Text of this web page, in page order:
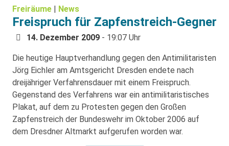
Freiräume | News
Freispruch für Zapfenstreich-Gegner
14. Dezember 2009 - 19:07 Uhr
Die heutige Hauptverhandlung gegen den Antimilitaristen
Jörg Eichler am Amtsgericht Dresden endete nach
dreijähriger Verfahrensdauer mit einem Freispruch.
Gegenstand des Verfahrens war ein antimilitaristisches
Plakat, auf dem zu Protesten gegen den Großen
Zapfenstreich der Bundeswehr im Oktober 2006 auf
dem Dresdner Altmarkt aufgerufen worden war.